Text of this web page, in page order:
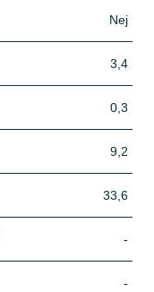
Nej
3,4
0,3
9,2
33,6
-
-